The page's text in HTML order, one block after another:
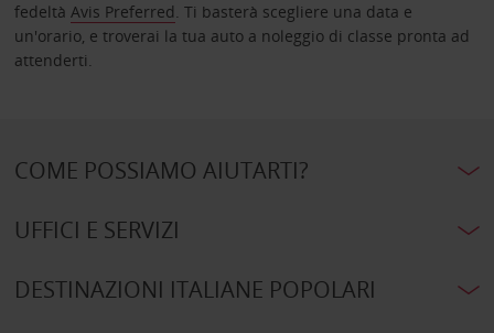
fedeltà Avis Preferred. Ti basterà scegliere una data e
un'orario, e troverai la tua auto a noleggio di classe pronta ad
attenderti.
COME POSSIAMO AIUTARTI?
UFFICI E SERVIZI
DESTINAZIONI ITALIANE POPOLARI